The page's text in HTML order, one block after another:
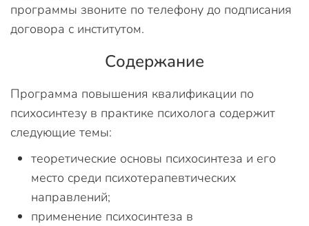
программы звоните по телефону до подписания
договора с институтом.
Содержание
Программа повышения квалификации по
психосинтезу в практике психолога содержит
следующие темы:
теоретические основы психосинтеза и его
место среди психотерапевтических
направлений;
применение психосинтеза в